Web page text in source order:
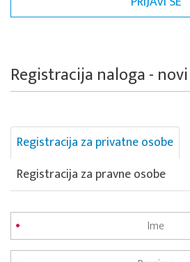
Registracija naloga -
Registracija za privatne osobe
Registracija za pravne osobe